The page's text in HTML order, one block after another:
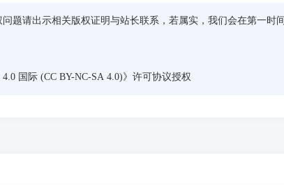
题请出示相关版权证明与站长联系，若属实，我们会在第一时
国际 (CC BY-NC-SA 4.0)》许可协议授权